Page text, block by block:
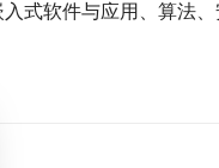
式软件与应用、算法